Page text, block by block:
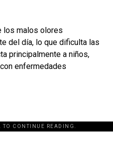
los malos olores
del día, lo que dificulta las
principalmente a niños,
enfermedades
TO CONTINUE READING.